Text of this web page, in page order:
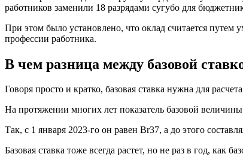
работников заменили 18 разрядами сугубо для
При этом было установлено, что оклад считается
профессии работника.
В чем разница между базовой
Говоря просто и кратко, базовая ставка нужна для
На протяжении многих лет показатель базовой
Так, с 1 января 2023-го он равен Br37, а до этого
Базовая ставка тоже всегда растет, но не раз в год, как